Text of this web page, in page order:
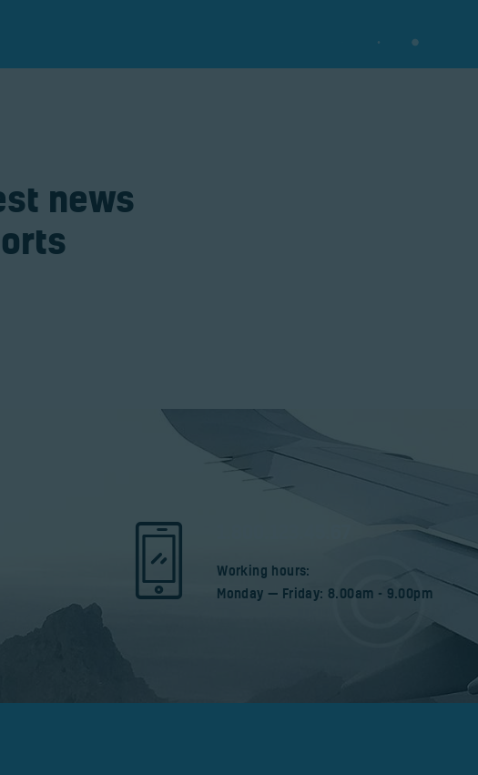
news
Working hours:
Monday — Friday: 8.00am - 9.00pm